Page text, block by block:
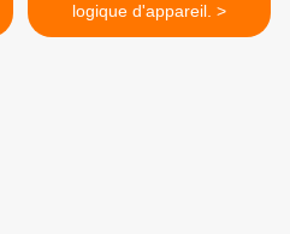
logique d'appareil. >